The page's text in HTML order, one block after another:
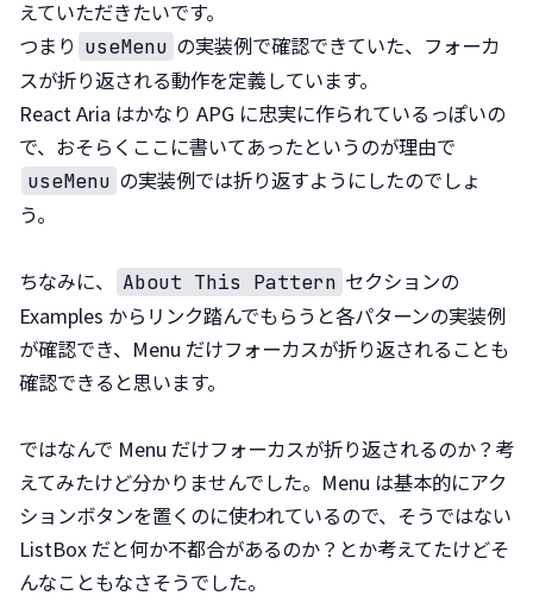
えていただきたいです。
つまり useMenu の実装例で確認できていた、フォーカ
スが折り返される動作を定義しています。
React Aria はかなり APG に忠実に作られているっぽいの
で、おそらくここに書いてあったというのが理由で
useMenu の実装例では折り返すようにしたのでしょ
う。
ちなみに、 About This Pattern セクションの
Examples からリンク踏んでもらうと各パターンの実装例
が確認でき、Menu だけフォーカスが折り返されることも
確認できると思います。
ではなんで Menu だけフォーカスが折り返されるのか？考
えてみたけど分かりませんでした。Menu は基本的にアク
ションボタンを置くのに使われているので、そうではない
ListBox だと何か不都合があるのか？とか考えてたけどそ
んなこともなさそうでした。